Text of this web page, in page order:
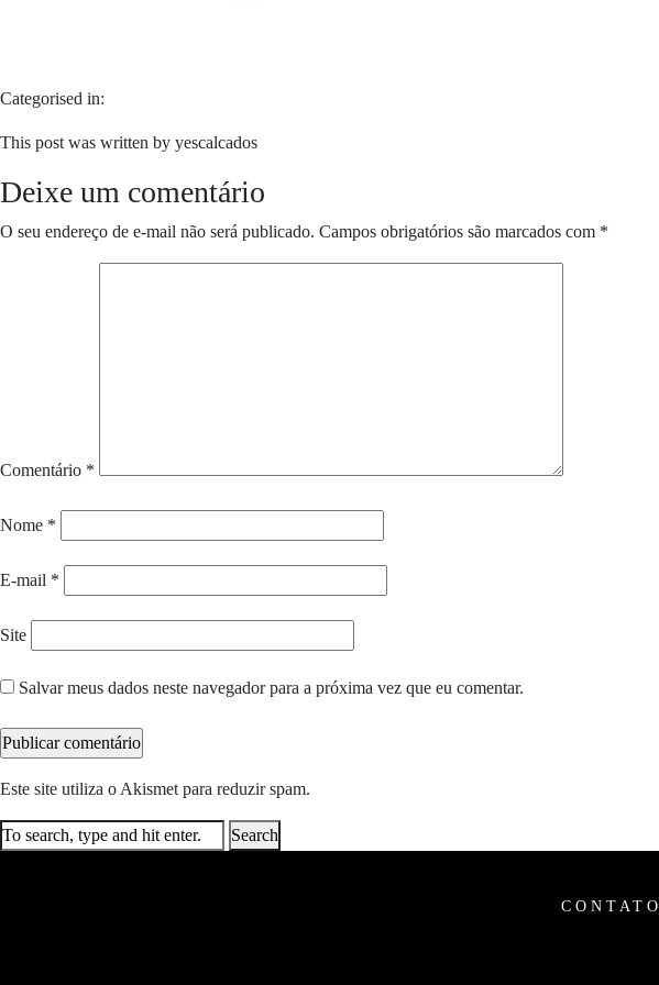
Categorised in:
This post was written by yescalcados
Deixe um comentário
O seu endereço de e-mail não será publicado. Campos obrigatórios são marcados com *
Comentário *
Nome *
E-mail *
Site
Salvar meus dados neste navegador para a próxima vez que eu comentar.
Este site utiliza o Akismet para reduzir spam.
Search
CONTATO